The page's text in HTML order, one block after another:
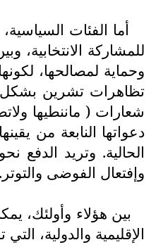
أما الفئات
للمشاركة الانتخابية،
وحماية لمصالحها،
تظاهرات تشرين بشكل
شعارات ( ماننطيها
دعواتها النابعة من
الحالية. وتريد الدفع
وإفتعال الفوضى والتوتر.
بين هؤلاء وأولئك،
الإقليمية والدولية،